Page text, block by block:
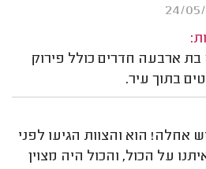
בת ארבעה חדרים כולל פירוק
בתוך עיר.
אחלה! הוא והצוות הגיעו לפני
על הכול, והכול היה מצוין